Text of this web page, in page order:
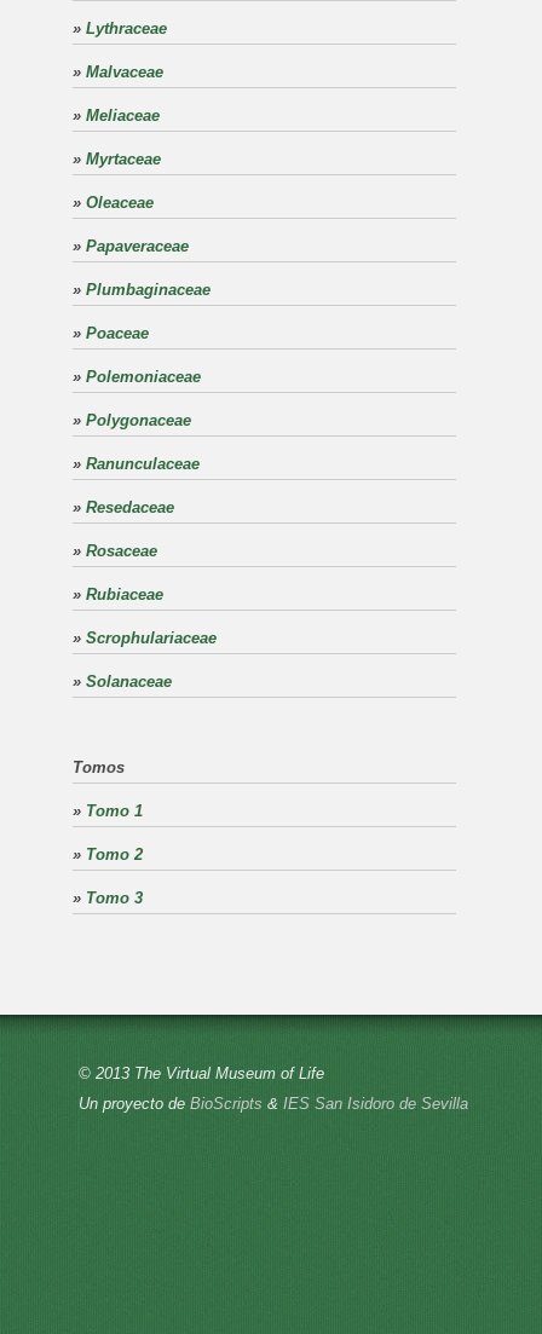
» Lythraceae
» Malvaceae
» Meliaceae
» Myrtaceae
» Oleaceae
» Papaveraceae
» Plumbaginaceae
» Poaceae
» Polemoniaceae
» Polygonaceae
» Ranunculaceae
» Resedaceae
» Rosaceae
» Rubiaceae
» Scrophulariaceae
» Solanaceae
Tomos
» Tomo 1
» Tomo 2
» Tomo 3
© 2013 The Virtual Museum of Life
Un proyecto de BioScripts & IES San Isidoro de Sevilla